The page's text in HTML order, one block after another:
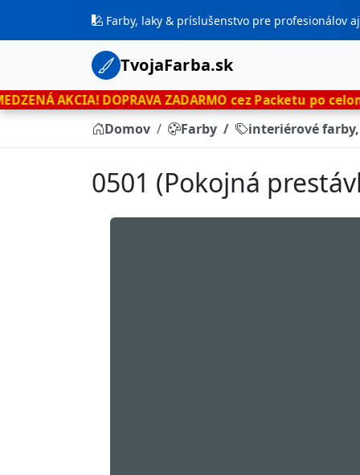
Farby, laky & príslušenstvo pre profesionálov
TvojaFarba.sk
DOPRAVA ZADARMO cez Packetu po celom Slovensku
Domov Farby interiérové
0501 (Pokojná